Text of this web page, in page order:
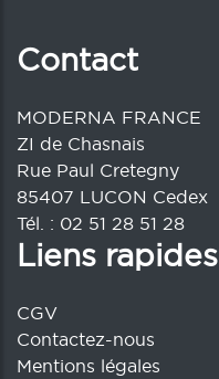
Contact
MODERNA FRANCE
ZI de Chasnais
Rue Paul Cretegny
85407 LUCON Cedex
Tél. : 02 51 28 51 28
Liens rapides
CGV
Contactez-nous
Mentions légales